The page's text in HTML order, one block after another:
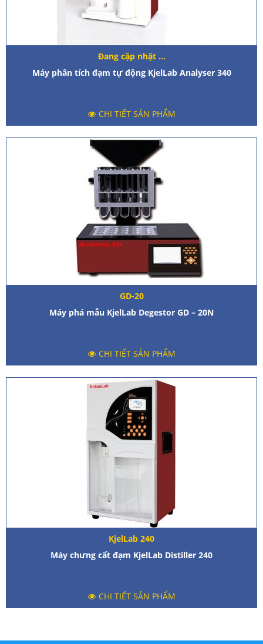
Đang cập nhật ...
Máy phân tích đạm tự động KjelLab Analyser 340
CHI TIẾT SẢN PHẨM
GD-20
Máy phá mẫu KjelLab Degestor GD – 20N
CHI TIẾT SẢN PHẨM
KjelLab 240
Máy chưng cất đạm KjelLab Distiller 240
CHI TIẾT SẢN PHẨM